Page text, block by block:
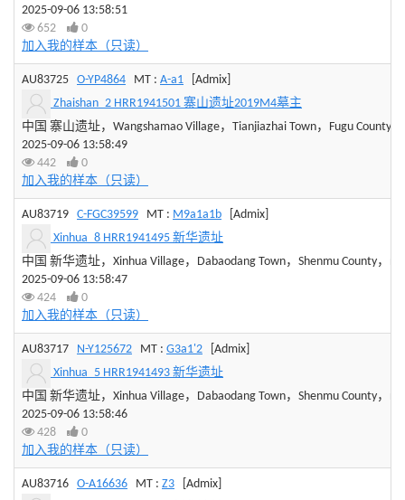
2025-09-06 13:58:51
652
0
加入我的样本（只读）
AU83725 O-YP4864 MT : A-a1 [Admix]
Zhaishan_2 HRR1941501 寨山遗址2019M4墓主
中国 寨山遗址，Wangshamao Village，Tianjiazhai Town，Fugu County，
2025-09-06 13:58:49
442
0
加入我的样本（只读）
AU83719 C-FGC39599 MT : M9a1a1b [Admix]
Xinhua_8 HRR1941495 新华遗址
中国 新华遗址，Xinhua Village，Dabaodang Town，Shenmu County，
2025-09-06 13:58:47
424
0
加入我的样本（只读）
AU83717 N-Y125672 MT : G3a1'2 [Admix]
Xinhua_5 HRR1941493 新华遗址
中国 新华遗址，Xinhua Village，Dabaodang Town，Shenmu County，
2025-09-06 13:58:46
428
0
加入我的样本（只读）
AU83716 O-A16636 MT : Z3 [Admix]